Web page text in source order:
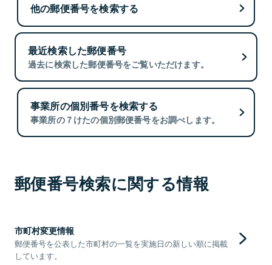
他の郵便番号を検索する
最近検索した郵便番号
過去に検索した郵便番号をご覧いただけます。
事業所の個別番号を検索する
事業所の７けたの個別郵便番号をお調べします。
郵便番号検索に関する情報
市町村変更情報
郵便番号を公表した市町村の一覧を実施日の新しい順に掲載
しています。